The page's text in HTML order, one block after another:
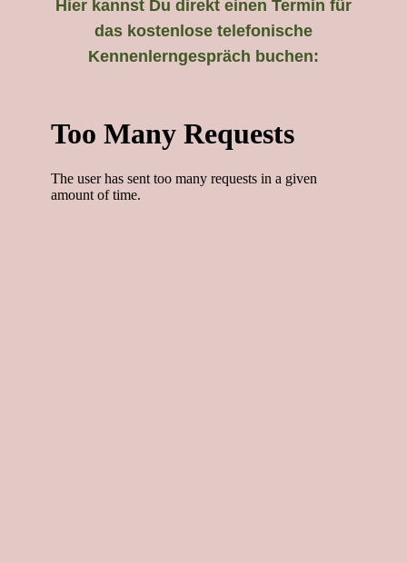
Hier kannst Du direkt einen Termin für
das kostenlose telefonische
Kennenlerngespräch buchen: